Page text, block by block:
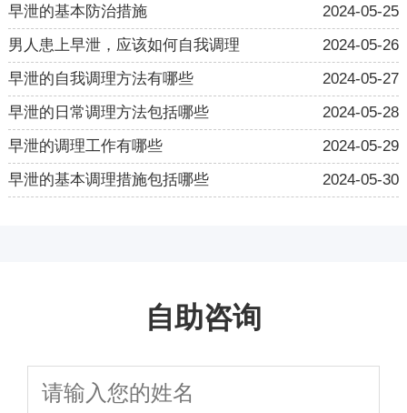
早泄的基本防治措施
2024-05-25
男人患上早泄，应该如何自我调理
2024-05-26
早泄的自我调理方法有哪些
2024-05-27
早泄的日常调理方法包括哪些
2024-05-28
早泄的调理工作有哪些
2024-05-29
早泄的基本调理措施包括哪些
2024-05-30
自助咨询